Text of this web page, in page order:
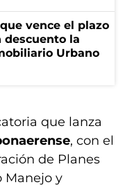
vence el plazo
descuento la
Urbano
que lanza
, con el
de Planes
Manejo y